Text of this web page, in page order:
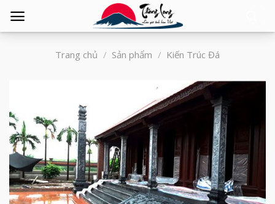
Trang chủ / Sản phẩm / Kiến Trúc Đá